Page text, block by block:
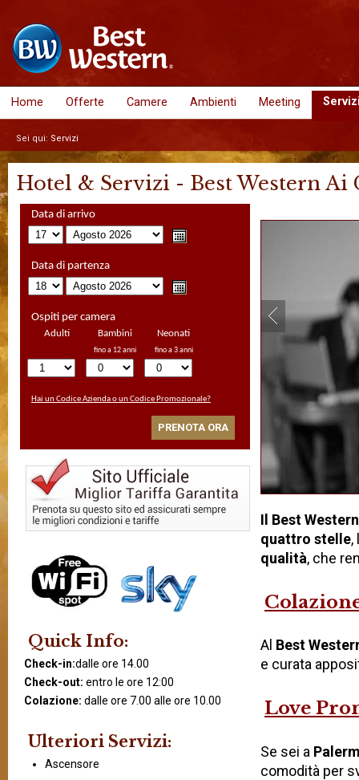
Home Offerte Camere Ambienti Meeting
Sei qui: Servizi
Hotel & Servizi - Best Western
Data di arrivo
Data di partenza
Ospiti per camera
Adulti Bambini Neonati
fino a 12 anni fino a 3 anni
Hai un Codice Azienda o un Codice Promozionale?
PRENOTA ORA
Quick Info:
Check-in:dalle ore 14.00
Check-out: entro le ore 12:00
Colazione: dalle ore 7.00 alle ore 10.00
Ulteriori Servizi:
Ascensore
Il Best
quattro stelle,
qualità, che
Al Best
e curata
Love
Se sei a
comodità per